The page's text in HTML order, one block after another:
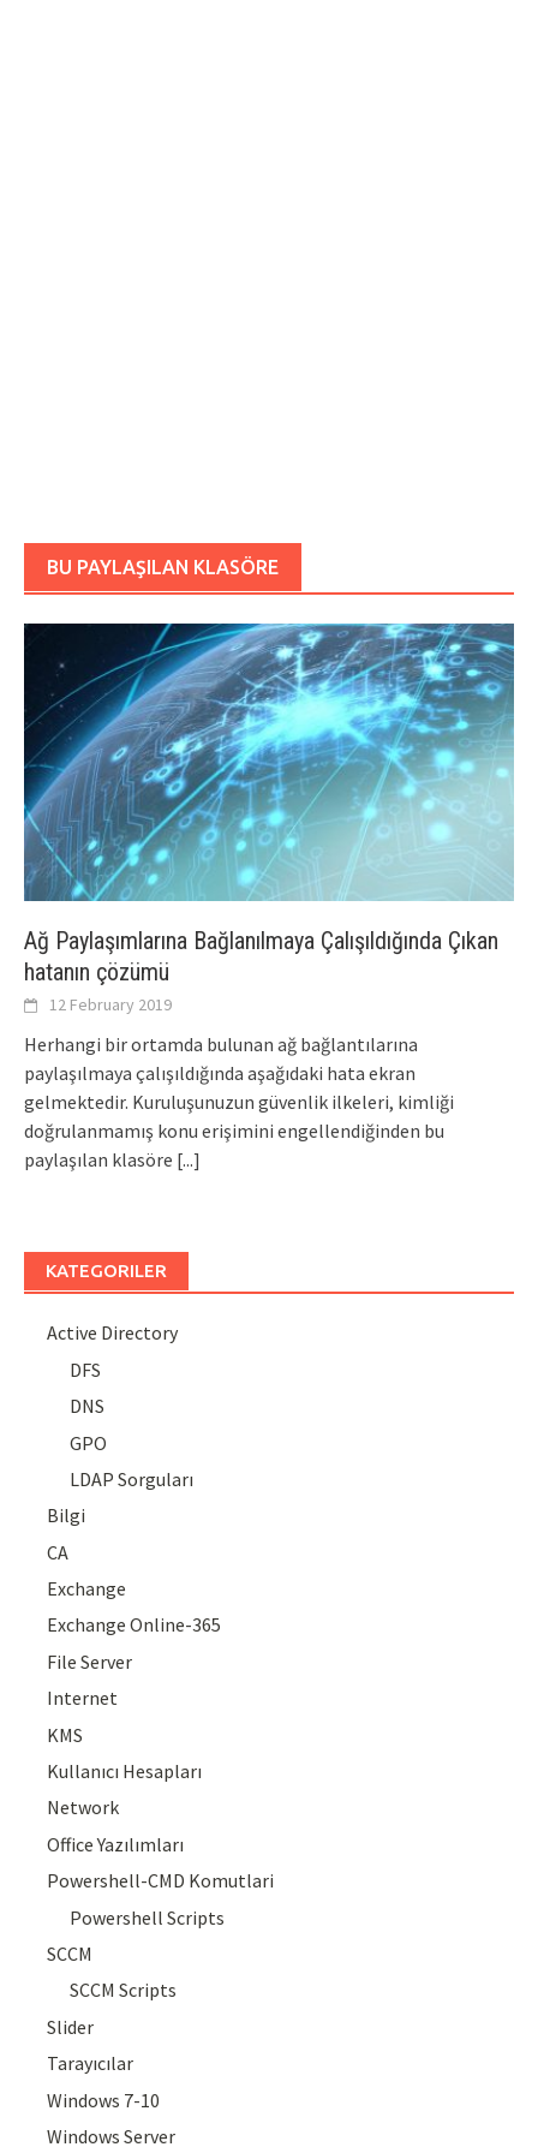
BU PAYLAŞILAN KLASÖRE
Ağ Paylaşımlarına Bağlanılmaya Çalışıldığında Çıkan
hatanın çözümü
12 February 2019
Herhangi bir ortamda bulunan ağ bağlantılarına
paylaşılmaya çalışıldığında aşağıdaki hata ekran
gelmektedir. Kuruluşunuzun güvenlik ilkeleri, kimliği
doğrulanmamış konu erişimini engellendiğinden bu
paylaşılan klasöre [...]
KATEGORILER
Active Directory
DFS
DNS
GPO
LDAP Sorguları
Bilgi
CA
Exchange
Exchange Online-365
File Server
Internet
KMS
Kullanıcı Hesapları
Network
Office Yazılımları
Powershell-CMD Komutlari
Powershell Scripts
SCCM
SCCM Scripts
Slider
Tarayıcılar
Windows 7-10
Windows Server